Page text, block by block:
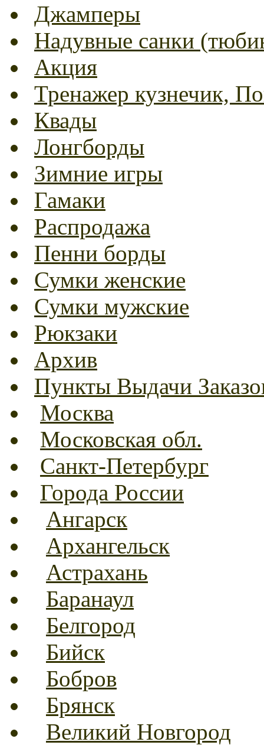
Джамперы
Надувные санки
Акция
Тренажер кузнечик,
Квады
Лонгборды
Зимние игры
Гамаки
Распродажа
Пенни борды
Сумки женские
Сумки мужские
Рюкзаки
Архив
Пункты Выдачи
Москва
Московская обл.
Санкт-Петербург
Города России
Ангарск
Архангельск
Астрахань
Баранаул
Белгород
Бийск
Бобров
Брянск
Великий Новгород